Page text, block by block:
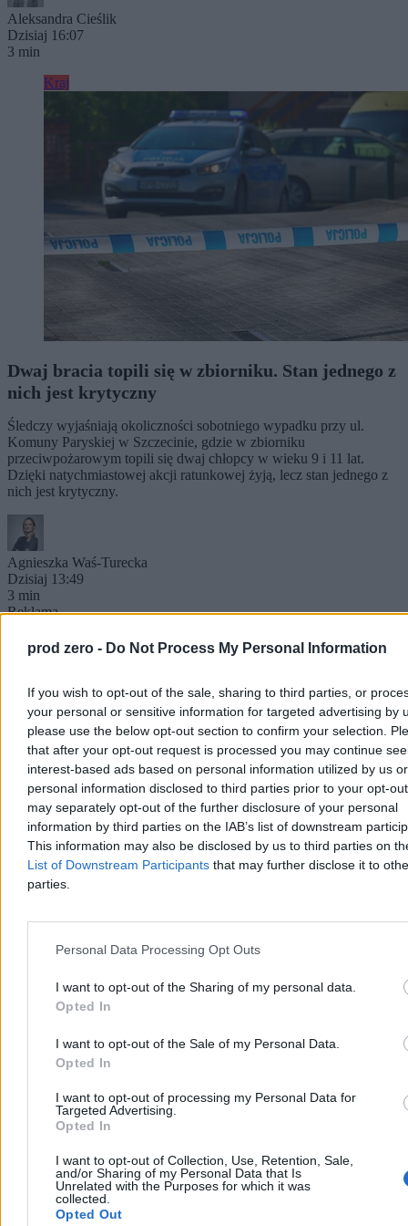
prod zero - Do Not Process My Personal Information
If you wish to opt-out of the sale, sharing to third parties, or
your personal or sensitive information for targeted advertising by
please use the below opt-out section to confirm your selection.
that after your opt-out request is processed you may continue
interest-based ads based on personal information utilized by us or
personal information disclosed to third parties prior to your opt-
may separately opt-out of the further disclosure of your personal
information by third parties on the IAB’s list of downstream
This information may also be disclosed by us to third parties on
List of Downstream Participants that may further disclose it to
parties.
Personal Data Processing Opt Outs
I want to opt-out of the Sharing of my personal data.
Opted In
I want to opt-out of the Sale of my Personal Data.
Opted In
I want to opt-out of processing my Personal Data for
Targeted Advertising.
Opted In
I want to opt-out of Collection, Use, Retention, Sale,
and/or Sharing of my Personal Data that Is
Unrelated with the Purposes for which it was
collected.
Opted Out
Aleksandra Cieślik
Dzisiaj 16:07
3 min
Kraj
Dwaj bracia topili się w zbiorniku. Stan jednego z
nich jest krytyczny
Śledczy wyjaśniają okoliczności sobotniego wypadku przy ul.
Komuny Paryskiej w Szczecinie, gdzie w zbiorniku
przeciwpożarowym topili się dwaj chłopcy w wieku 9 i 11 lat.
Dzięki natychmiastowej akcji ratunkowej żyją, lecz stan jednego z
nich jest krytyczny.
Agnieszka Waś-Turecka
Dzisiaj 13:49
3 min
Reklama
Kraj
Rolnik zaorał nową drogę. Usłyszał zarzut, grozi
mu do 10 lat więzienia
Uszkodzenie nowo wyremontowanej nawierzchni na ulicy